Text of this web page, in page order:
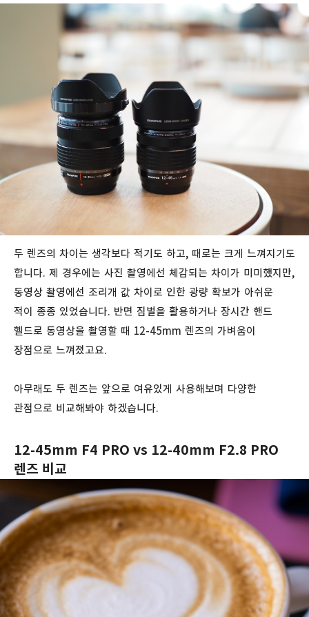
두 렌즈의 차이는 생각보다 적기도 하고, 때로는 크게 느껴지기도
합니다. 제 경우에는 사진 촬영에선 체감되는 차이가 미미했지만,
동영상 촬영에선 조리개 값 차이로 인한 광량 확보가 아쉬운
적이 종종 있었습니다. 반면 짐벌을 활용하거나 장시간 핸드
헬드로 동영상을 촬영할 때 12-45mm 렌즈의 가벼움이
장점으로 느껴졌고요.
아무래도 두 렌즈는 앞으로 여유있게 사용해보며 다양한
관점으로 비교해봐야 하겠습니다.
12-45mm F4 PRO vs 12-40mm F2.8 PRO
렌즈 비교